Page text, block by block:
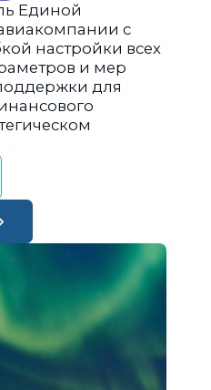
Единой
с
настройки всех
и мер
для